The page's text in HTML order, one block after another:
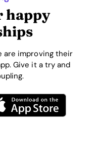
happy
are improving their
Give it a try and